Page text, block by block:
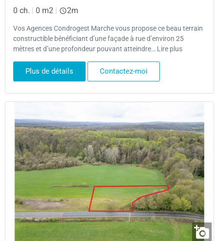
0 ch. | 0 m2 | 2m
Vos Agences Condrogest Marche vous propose ce beau terrain
constructible bénéficiant d’une façade à rue d’environ 25
mètres et d’une profondeur pouvant atteindre… Lire plus
Plus de détails Contactez-moi